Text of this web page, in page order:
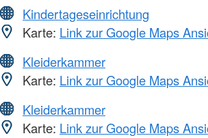
Kindertageseinrichtung
Karte: Link zur Google Maps
Kleiderkammer
Karte: Link zur Google Maps
Kleiderkammer
Karte: Link zur Google Maps